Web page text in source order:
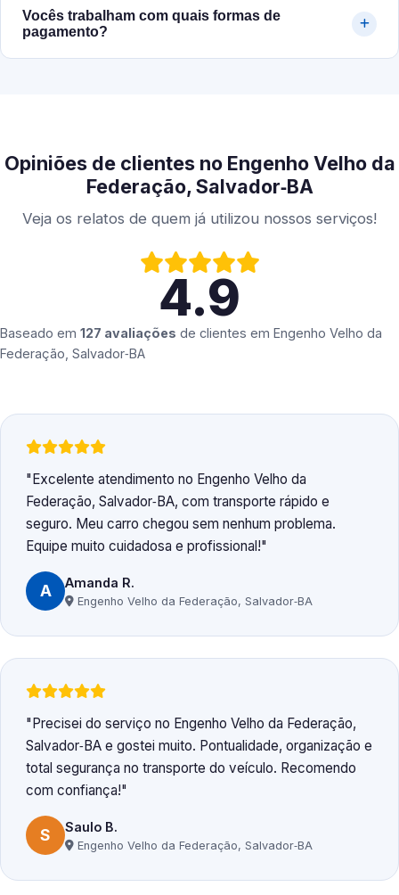
Vocês trabalham com quais formas de
pagamento?
Opiniões de clientes no Engenho Velho da
Federação, Salvador‑BA
Veja os relatos de quem já utilizou nossos serviços!
4.9
Baseado em 127 avaliações de clientes em Engenho Velho da
Federação, Salvador‑BA
Excelente atendimento no Engenho Velho da
Federação, Salvador‑BA, com transporte rápido e
seguro. Meu carro chegou sem nenhum problema.
Equipe muito cuidadosa e profissional!
A Amanda R.
Engenho Velho da Federação, Salvador‑BA
Precisei do serviço no Engenho Velho da Federação,
Salvador‑BA e gostei muito. Pontualidade, organização e
total segurança no transporte do veículo. Recomendo
com confiança!
S Saulo B.
Engenho Velho da Federação, Salvador‑BA